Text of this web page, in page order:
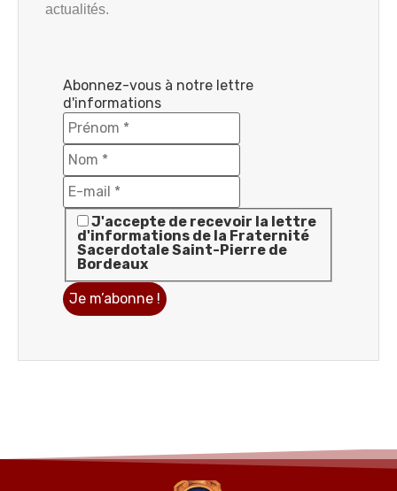
actualités.
Abonnez-vous à notre lettre
d'informations
J'accepte de recevoir la lettre
d'informations de la Fraternité
Sacerdotale Saint-Pierre de
Bordeaux